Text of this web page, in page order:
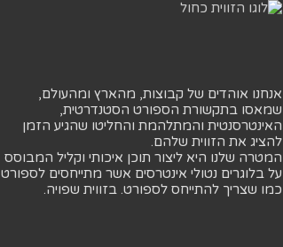
אנחנו אוהדים של קבוצות, מהארץ ומהעולם,
שמאסו בתקשורת הספורט הסטנדרטית,
האינטרסנטית והמתלהמת והחליטו שהגיע הזמן
להציג את הזווית שלהם.
המטרה שלנו היא ליצור תוכן איכותי וקליל המבוסס
על בלוגרים נטולי אינטרסים אשר מתייחסים לספורט
כמו שצריך להתייחס לספורט. בזווית שפויה.